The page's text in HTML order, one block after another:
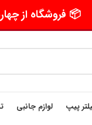
📦 فروشگاه از چهارشنبه 14 مرداد تا شنبه 17
پیپ لوازم جانبی